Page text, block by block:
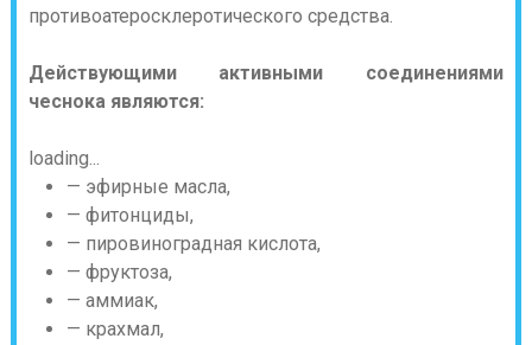
противоатеросклеротического средства.
Действующими активными соединениями
чеснока являются:
loading...
— эфирные масла,
— фитонциды,
— пировиноградная кислота,
— фруктоза,
— аммиак,
— крахмал,